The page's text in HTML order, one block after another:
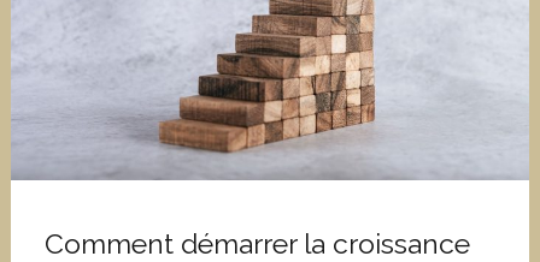
Comment démarrer la croissance